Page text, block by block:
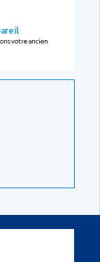
votre ancien